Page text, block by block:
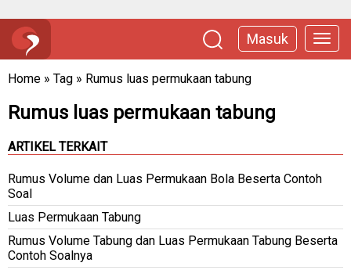
Masuk
Home » Tag » Rumus luas permukaan tabung
Rumus luas permukaan tabung
ARTIKEL TERKAIT
Rumus Volume dan Luas Permukaan Bola Beserta Contoh
Soal
Luas Permukaan Tabung
Rumus Volume Tabung dan Luas Permukaan Tabung Beserta
Contoh Soalnya